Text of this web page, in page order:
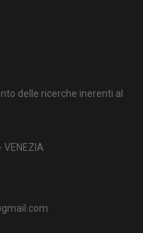
delle ricerche inerenti al